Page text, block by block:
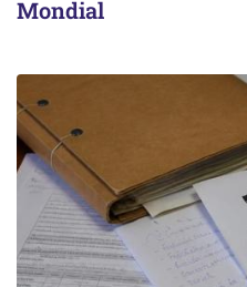
Mondial